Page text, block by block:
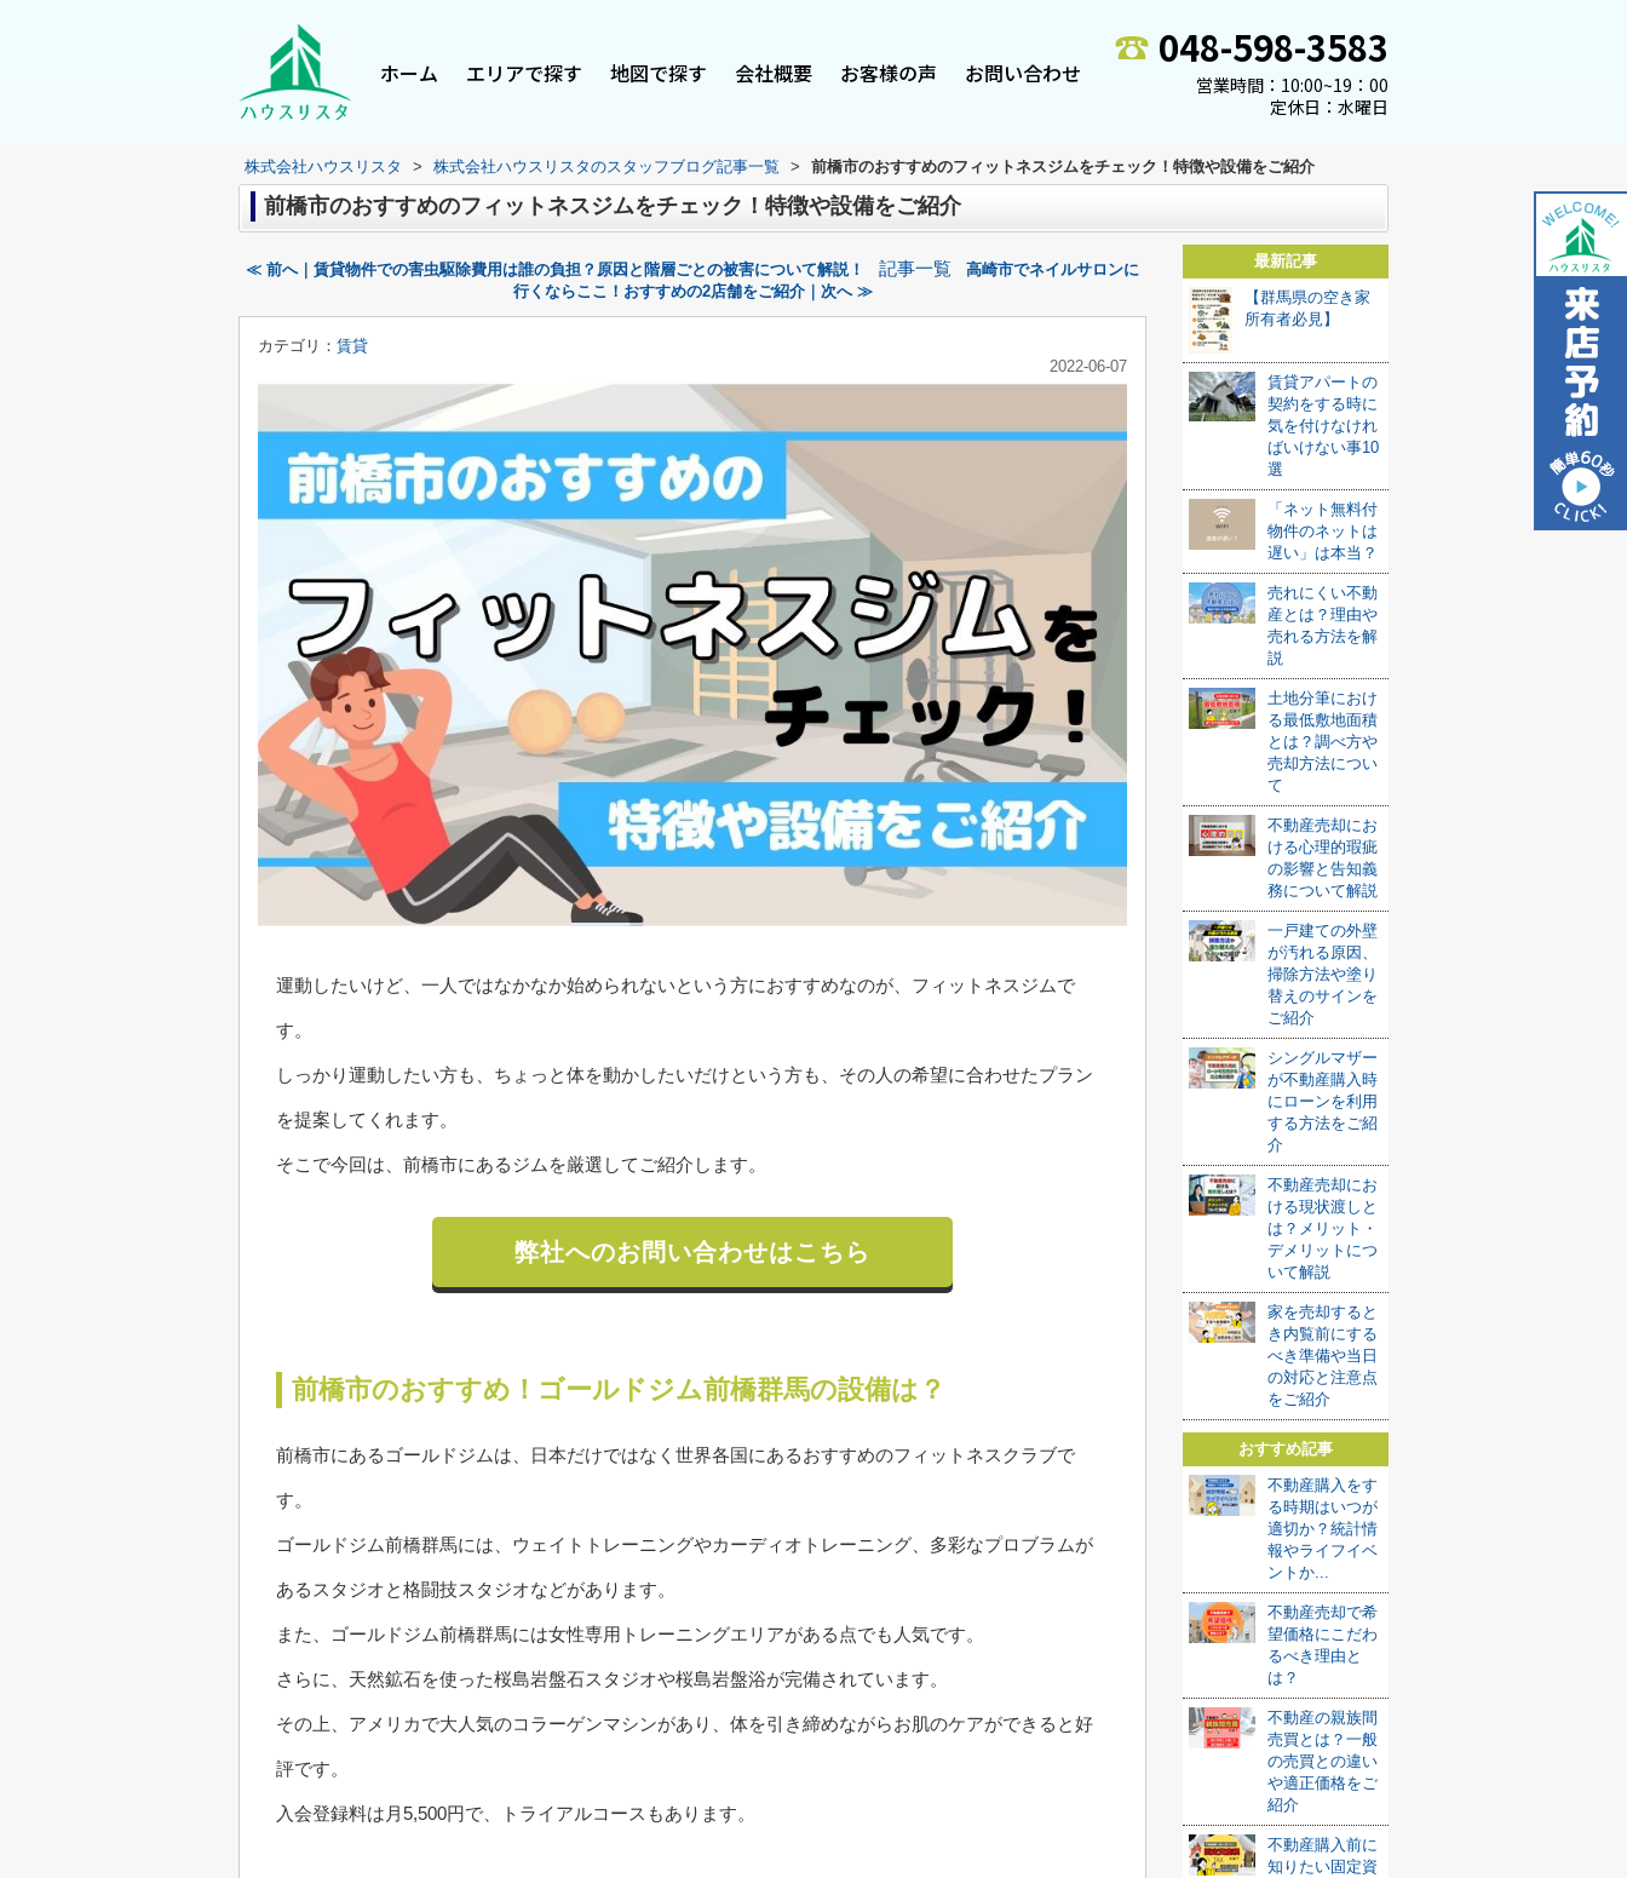
ホーム エリアで探す 地図で探す 会社概要 お客様の声 お問い合わせ
048-598-3583
営業時間：10:00~19：00
定休日：水曜日
株式会社ハウスリスタ > 株式会社ハウスリスタのスタッフブログ記事一覧 > 前橋市のおすすめのフィットネスジムをチェック！特徴や設備をご紹介
前橋市のおすすめのフィットネスジムをチェック！特徴や設備をご紹介
≪ 前へ｜賃貸物件での害虫駆除費用は誰の負担？原因と階層ごとの被害について解説！ 記事一覧
高崎市でネイルサロンに
行くならここ！おすすめの2店舗をご紹介｜次へ ≫
カテゴリ： 賃貸
2022-06-07
運動したいけど、一人ではなかなか始められないという方におすすめなのが、フィットネスジムで
す。
しっかり運動したい方も、ちょっと体を動かしたいだけという方も、その人の希望に合わせたプラン
を提案してくれます。
そこで今回は、前橋市にあるジムを厳選してご紹介します。
弊社へのお問い合わせはこちら
前橋市のおすすめ！ゴールドジム前橋群馬の設備は？
前橋市にあるゴールドジムは、日本だけではなく世界各国にあるおすすめのフィットネスクラブで
す。
ゴールドジム前橋群馬には、ウェイトトレーニングやカーディオトレーニング、多彩なプロブラムが
あるスタジオと格闘技スタジオなどがあります。
また、ゴールドジム前橋群馬には女性専用トレーニングエリアがある点でも人気です。
さらに、天然鉱石を使った桜島岩盤石スタジオや桜島岩盤浴が完備されています。
その上、アメリカで大人気のコラーゲンマシンがあり、体を引き締めながらお肌のケアができると好
評です。
入会登録料は月5,500円で、トライアルコースもあります。
最新記事
【群馬県の空き家
所有者必見】
賃貸アパートの
契約をする時に
気を付けなけれ
ばいけない事10
選
「ネット無料付
物件のネットは
遅い」は本当？
売れにくい不動
産とは？理由や
売れる方法を解
説
土地分筆におけ
る最低敷地面積
とは？調べ方や
売却方法につい
て
不動産売却にお
ける心理的瑕疵
の影響と告知義
務について解説
一戸建ての外壁
が汚れる原因、
掃除方法や塗り
替えのサインを
ご紹介
シングルマザー
が不動産購入時
にローンを利用
する方法をご紹
介
不動産売却にお
ける現状渡しと
は？メリット・
デメリットにつ
いて解説
家を売却すると
き内覧前にする
べき準備や当日
の対応と注意点
をご紹介
おすすめ記事
不動産購入をす
る時期はいつが
適切か？統計情
報やライフイベ
ントか...
不動産売却で希
望価格にこだわ
るべき理由と
は？
不動産の親族間
売買とは？一般
の売買との違い
や適正価格をご
紹介
不動産購入前に
知りたい固定資